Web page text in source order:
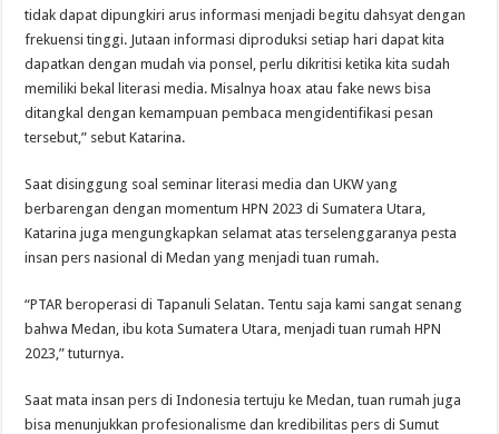
tidak dapat dipungkiri arus informasi menjadi begitu dahsyat dengan
frekuensi tinggi. Jutaan informasi diproduksi setiap hari dapat kita
dapatkan dengan mudah via ponsel, perlu dikritisi ketika kita sudah
memiliki bekal literasi media. Misalnya hoax atau fake news bisa
ditangkal dengan kemampuan pembaca mengidentifikasi pesan
tersebut,” sebut Katarina.
Saat disinggung soal seminar literasi media dan UKW yang
berbarengan dengan momentum HPN 2023 di Sumatera Utara,
Katarina juga mengungkapkan selamat atas terselenggaranya pesta
insan pers nasional di Medan yang menjadi tuan rumah.
“PTAR beroperasi di Tapanuli Selatan. Tentu saja kami sangat senang
bahwa Medan, ibu kota Sumatera Utara, menjadi tuan rumah HPN
2023,” tuturnya.
Saat mata insan pers di Indonesia tertuju ke Medan, tuan rumah juga
bisa menunjukkan profesionalisme dan kredibilitas pers di Sumut